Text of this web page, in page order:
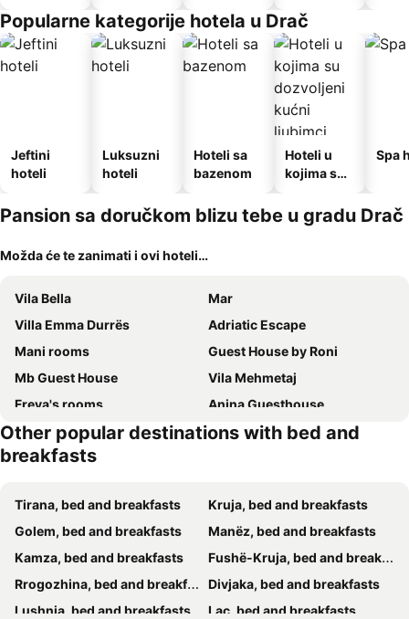
Popularne kategorije hotela u Drač
Jeftini
hoteli
Luksuzni
hoteli
Hoteli sa
bazenom
Hoteli u
kojima su
kućni
ljubimci
Spa
Pansion sa doručkom blizu tebe u gradu Drač
Možda će te zanimati i ovi hoteli…
Vila Bella
Mar
Villa Emma Durrës
Adriatic Escape
Mani rooms
Guest House by Roni
Mb Guest House
Vila Mehmetaj
Freya's rooms
Anina Guesthouse
Berti’s apartaments
A-Vila
Lena's Guesthouse
Other popular destinations with bed and
breakfasts
Tirana, bed and breakfasts
Kruja, bed and breakfasts
Golem, bed and breakfasts
Manëz, bed and breakfasts
Kamza, bed and breakfasts
Fushë-Kruja, bed and breakfasts
Rrogozhina, bed and breakfasts
Divjaka, bed and breakfasts
Lushnja, bed and breakfasts
Laç, bed and breakfasts